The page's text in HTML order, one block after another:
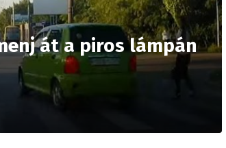
át a piros lámpán